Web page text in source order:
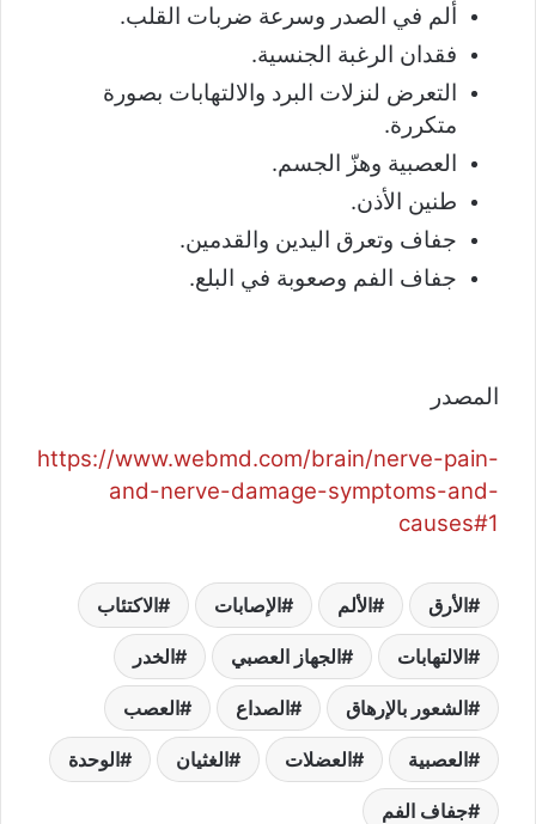
ألم في الصدر وسرعة ضربات القلب.
فقدان الرغبة الجنسية.
التعرض لنزلات البرد والالتهابات بصورة
متكررة.
العصبية وهزّ الجسم.
طنين الأذن.
جفاف وتعرق اليدين والقدمين.
جفاف الفم وصعوبة في البلع.
المصدر
https://www.webmd.com/brain/nerve-pain-
and-nerve-damage-symptoms-and-
causes#1
الأرق الألم الإصابات الاكتئاب
الالتهابات الجهاز العصبي الخدر
الشعور بالإرهاق الصداع العصب
العصبية العضلات الغثيان الوحدة
جفاف الفم